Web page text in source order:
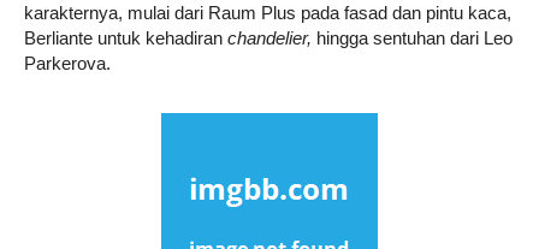
karakternya, mulai dari Raum Plus pada fasad dan pintu kaca,
Berliante untuk kehadiran chandelier, hingga sentuhan dari Leo
Parkerova.